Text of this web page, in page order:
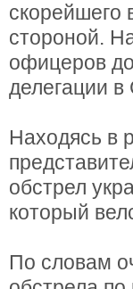
скорейшего
стороной.
офицеров
делегации
Находясь в
обстрел
который
По словам